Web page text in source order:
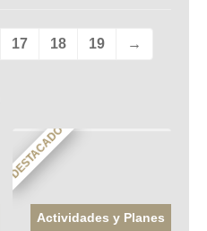
17 18 19 →
DESTACADO
Actividades y Planes